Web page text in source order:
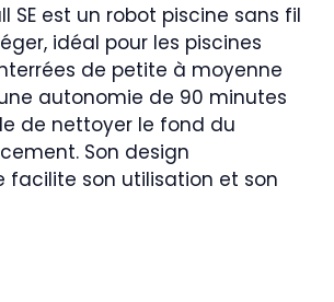
SE est un robot piscine sans fil
idéal pour les piscines
de petite à moyenne
autonomie de 90 minutes
de nettoyer le fond du
Son design
facilite son utilisation et son